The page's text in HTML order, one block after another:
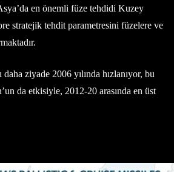
en önemli füze tehdidi Kuzey
stratejik tehdit parametresini füzelere ve
ziyade 2006 yılında hızlanıyor, bu
da etkisiyle, 2012-20 arasında en üst